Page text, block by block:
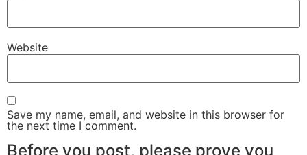
Website
Save my name, email, and website in this browser for
the next time I comment.
Before you post, please prove you